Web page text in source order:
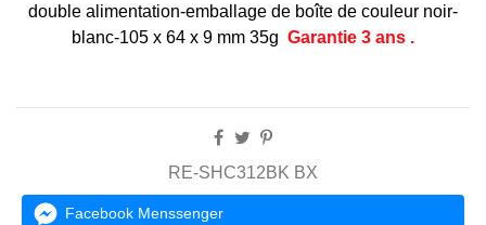
double alimentation-emballage de boîte de couleur noir-
blanc-105 x 64 x 9 mm 35g Garantie 3 ans .
RE-SHC312BK BX
Facebook Menssenger